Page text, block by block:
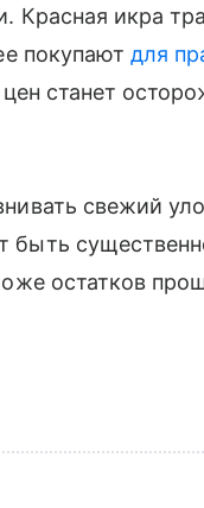
Красная икра
покупаютдля
станет
свежий
остатков